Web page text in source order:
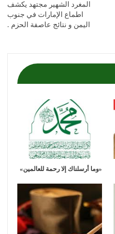
المغرد الشهير مجتهد يكشف
اطماع الإمارات في جنوب
اليمن و نتائج عاصفة الحزم .
«وما أرسلناك إلا رحمة للعالمين»